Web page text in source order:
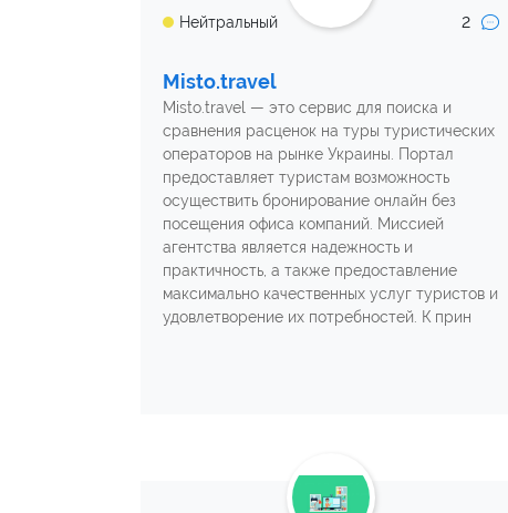
Нейтральный 2
Misto.travel
Misto.travel — это сервис для поиска и
сравнения расценок на туры туристических
операторов на рынке Украины. Портал
предоставляет туристам возможность
осуществить бронирование онлайн без
посещения офиса компаний. Миссией
агентства является надежность и
практичность, а также предоставление
максимально качественных услуг туристов и
удовлетворение их потребностей. К прин